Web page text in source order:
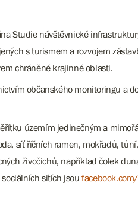
Studie návštěvnické
s turismem a rozvojem
chráněné krajinné oblasti.
občanského monitoringu a
územím jedinečným a
síť říčních ramen, mokřadů,
živočichů, například čolek
sítích jsou